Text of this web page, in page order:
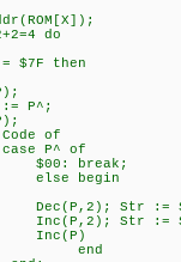
do \\
$7F then \\
\\
P^;
of
case P^ of
\\ А за
\\ Если за
Str := Str
Str := Str